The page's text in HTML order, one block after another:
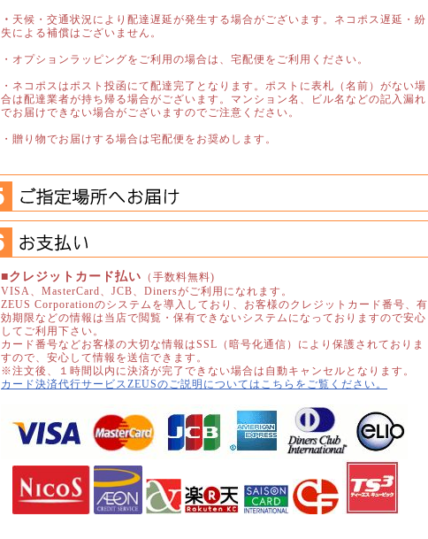
・ 天候・交通状況により配達遅延が発生する場合がございます。ネコポス遅延・紛
失による補償はございません。
・オプションラッピングをご利用の場合は、宅配便をご利用ください。
・ネコポスはポスト投函にて配達完了となります。ポストに表札（名前）がない場
合は配達業者が持ち帰る場合がございます。マンション名、ビル名などの記入漏れ
でお届けできない場合がございますのでご注意ください。
・贈り物でお届けする場合は宅配便をお奨めします。
■クレジットカード払い （手数料無料)
VISA、 MasterCard、JCB、Dinersがご利用になれます。
ZEUS Corporationのシステムを導入しており、お客様のクレジットカード番号、有
効期限などの情報は当店で閲覧・保有できないシステムになっておりますので安心
してご利用下さい。
カード番号などお客様の大切な情報はSSL（暗号化通信）により保護されておりま
すので、安心して情報を送信できます。
※注文後、１時間以内に決済が完了できない場合は自動キャンセルとなります。
カード決済代行サービスZEUSのご説明についてはこちらをご覧ください。